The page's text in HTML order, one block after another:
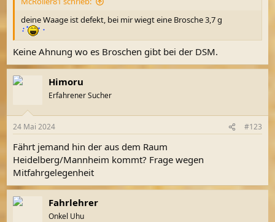
deine Waage ist defekt, bei mir wiegt eine Brosche 3,7 g
Keine Ahnung wo es Broschen gibt bei der DSM.
Himoru
Erfahrener Sucher
24 Mai 2024 #123
Fährt jemand hin der aus dem Raum
Heidelberg/Mannheim kommt? Frage wegen
Mitfahrgelegenheit
Fahrlehrer
Onkel Uhu